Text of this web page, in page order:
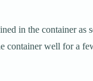
in the container as
well for a